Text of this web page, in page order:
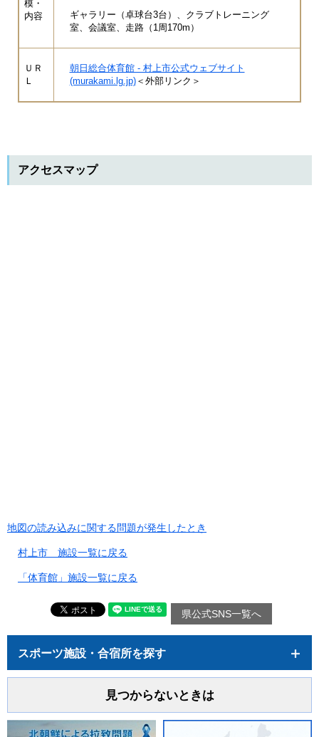
模・
内容
ギャラリー（卓球台3台）、クラブトレーニング
室、会議室、走路（1周170m）
ＵＲ
Ｌ
朝日総合体育館 - 村上市公式ウェブサイト
(murakami.lg.jp)＜外部リンク＞
アクセスマップ
地図の読み込みに関する問題が発生したとき
村上市 施設一覧に戻る
「体育館」施設一覧に戻る
県公式SNS一覧へ
スポーツ施設・合宿所を探す
見つからないときは